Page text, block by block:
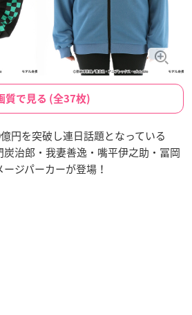
質で見る (全37枚)
円を突破し連日話題となっている
炭治郎・我妻善逸・嘴平伊之助・冨岡
ジパーカーが登場！